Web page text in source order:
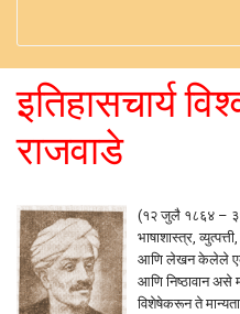
इतिहासचार्य
राजवाडे
(१२ जुलै १८६४ – ३१
भाषाशास्त्र,
आणि लेखन केलेले एक
आणि निष्ठावान असे
विशेषेकरून ते